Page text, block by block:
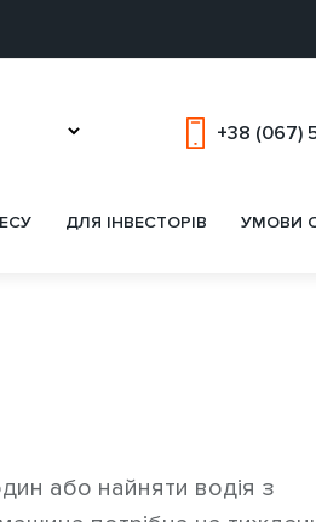
+38 (067)
ДЛЯ ІНВЕСТОРІВ УМОВИ
або найняти водія з